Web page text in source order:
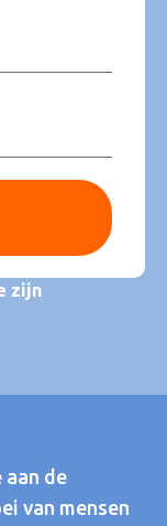
zijn
aan de
van mensen